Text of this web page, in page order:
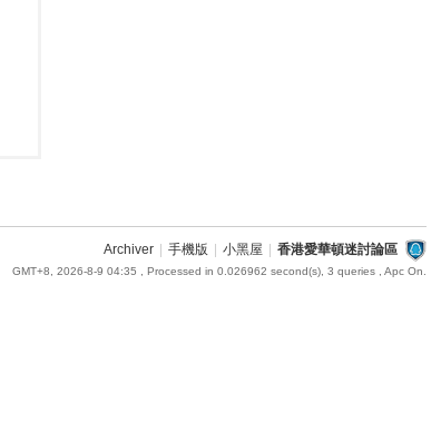
Archiver 手機版 小黑屋 香港愛華頓迷討論區
GMT+8, 2026-8-9 04:35 , Processed in 0.026962 second(s), 3 queries , Apc On.